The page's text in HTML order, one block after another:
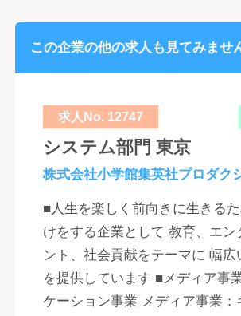
この企業の他の求人も見てみませ
求人No. 12747
システム部門 東京
株式会社小学館集英社プロダク
■人生を楽しく前向きに生きる
けをする企業として 教育、エン
ント、社会貢献をテーマに 幅広
を提供しています ■メディア事
ケーション事業 メディア事業：